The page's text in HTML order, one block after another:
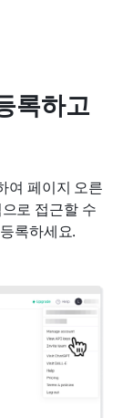
록하고
여 페이지 오른
로 접근할 수
록하세요.